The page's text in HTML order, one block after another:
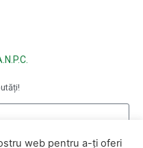
web pentru a-ți oferi